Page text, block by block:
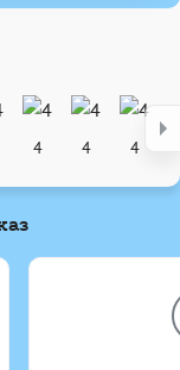
4 4 4